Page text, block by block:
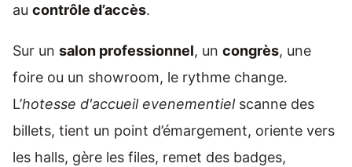
au contrôle d’accès.
Sur un salon professionnel, un congrès, une
foire ou un showroom, le rythme change.
L’hotesse d'accueil evenementielscanne des
billets, tient un point d’émargement, oriente vers
les halls, gère les files, remet des badges,